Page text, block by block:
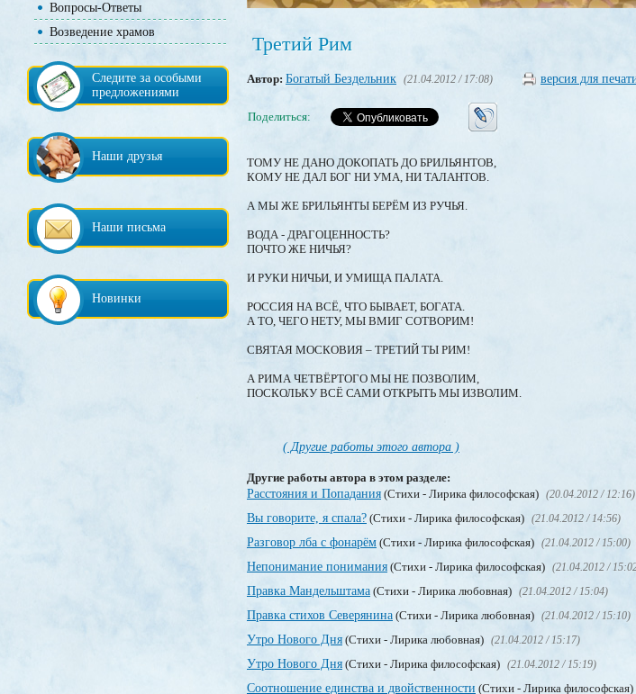
Вопросы-Ответы
Возведение храмов
Следите за особыми
предложениями
Наши друзья
Наши письма
Новинки
Третий Рим
Автор: Богатый Бездельник (21.04.2012 / 17:08) версия для
Поделиться:
ТОМУ НЕ ДАНО ДОКОПАТЬ ДО БРИЛЬЯНТОВ,
КОМУ НЕ ДАЛ БОГ НИ УМА, НИ ТАЛАНТОВ.
А МЫ ЖЕ БРИЛЬЯНТЫ БЕРЁМ ИЗ РУЧЬЯ.
ВОДА - ДРАГОЦЕННОСТЬ?
ПОЧТО ЖЕ НИЧЬЯ?
И РУКИ НИЧЬИ, И УМИЩА ПАЛАТА.
РОССИЯ НА ВСЁ, ЧТО БЫВАЕТ, БОГАТА.
А ТО, ЧЕГО НЕТУ, МЫ ВМИГ СОТВОРИМ!
СВЯТАЯ МОСКОВИЯ – ТРЕТИЙ ТЫ РИМ!
А РИМА ЧЕТВЁРТОГО МЫ НЕ ПОЗВОЛИМ,
ПОСКОЛЬКУ ВСЁ САМИ ОТКРЫТЬ МЫ ИЗВОЛИМ.
( Другие работы этого автора )
Другие работы автора в этом разделе:
Расстояния и Попадания (Стихи - Лирика философская) (20.04.2012 / 12:16)
Вы говорите, я спала? (Стихи - Лирика философская) (21.04.2012 / 14:56)
Разговор лба с фонарём (Стихи - Лирика философская) (21.04.2012 / 15:00)
Непонимание понимания (Стихи - Лирика философская) (21.04.2012 /
Правка Мандельштама (Стихи - Лирика любовная) (21.04.2012 / 15:04)
Правка стихов Северянина (Стихи - Лирика любовная) (21.04.2012 / 15:10)
Утро Нового Дня (Стихи - Лирика любовная) (21.04.2012 / 15:17)
Утро Нового Дня (Стихи - Лирика философская) (21.04.2012 / 15:19)
Соотношение единства и двойственности (Стихи - Лирика философская)